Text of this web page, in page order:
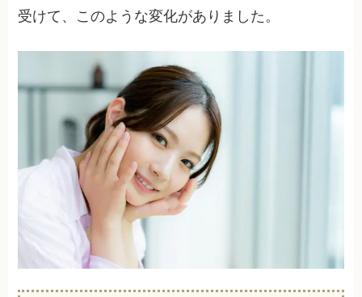
受けて、このような変化がありました。